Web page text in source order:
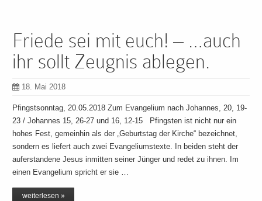
Friede sei mit euch! – …auch
ihr sollt Zeugnis ablegen.
18. Mai 2018
Pfingstsonntag, 20.05.2018 Zum Evangelium nach Johannes, 20, 19-
23 / Johannes 15, 26-27 und 16, 12-15 Pfingsten ist nicht nur ein
hohes Fest, gemeinhin als der „Geburtstag der Kirche“ bezeichnet,
sondern es liefert auch zwei Evangeliumstexte. In beiden steht der
auferstandene Jesus inmitten seiner Jünger und redet zu ihnen. Im
einen Evangelium spricht er sie …
weiterlesen »